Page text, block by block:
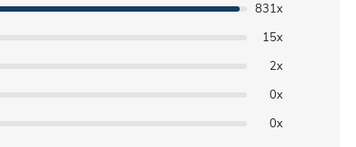
831x
15x
2x
0x
0x